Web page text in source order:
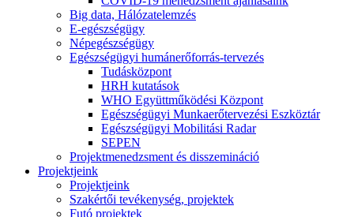
Big data, Hálózatelemzés
E-egészségügy
Népegészségügy
Egészségügyi humánerőforrás-tervezés
Tudásközpont
HRH kutatások
WHO Együttműködési Központ
Egészségügyi Munkaerőtervezési Eszköztár
Egészségügyi Mobilitási Radar
SEPEN
Projektmenedzsment és disszemináció
Projektjeink
Projektjeink
Szakértői tevékenység, projektek
Futó projektek